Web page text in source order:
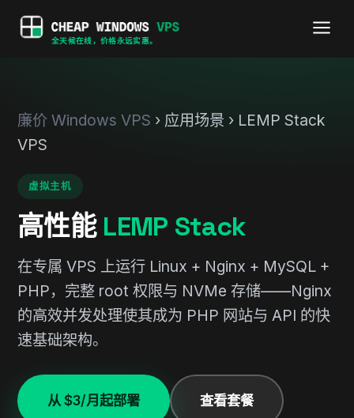
全天候在线，价格永远实惠。
廉价 Windows VPS › 应用场景 › LEMP Stack
VPS
虚拟主机
高性能 LEMP Stack
在专属 VPS 上运行 Linux + Nginx + MySQL +
PHP，完整 root 权限与 NVMe 存储——Nginx
的高效并发处理使其成为 PHP 网站与 API 的快
速基础架构。
从 $3/月起部署 查看套餐